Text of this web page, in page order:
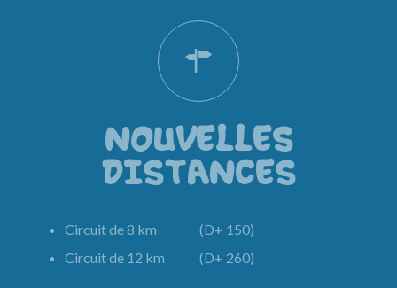
NOUVELLES
DISTANCES
Circuit de 8 km (D+ 150)
Circuit de 12 km (D+ 260)